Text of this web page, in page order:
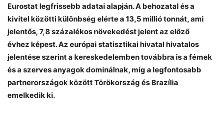
Eurostat legfrissebb adatai alapján. A behozatal és a
kivitel közötti különbség elérte a 13,5 millió tonnát, ami
jelentős, 7,8 százalékos növekedést jelent az előző
évhez képest. Az európai statisztikai hivatal hivatalos
jelentése szerint a kereskedelemben továbbra is a fémek
és a szerves anyagok dominálnak, míg a legfontosabb
partnerországok között Törökország és Brazília
emelkedik ki.